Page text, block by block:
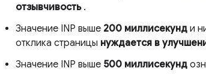
отзывчивость.
Значение INP выше 200 миллисекунд и
отклика страницы нуждается в
Значение INP выше 500 миллисекунд